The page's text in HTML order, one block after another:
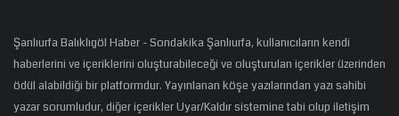
Şanlıurfa Balıklıgöl Haber - Sondakika Şanlıurfa, kullanıcıların kendi
haberlerini ve içeriklerini oluşturabileceği ve oluşturulan içerikler üzerinden
ödül alabildiği bir platformdur. Yayınlanan köşe yazılarından yazı sahibi
yazar sorumludur, diğer içerikler Uyar/Kaldır sistemine tabi olup iletişim